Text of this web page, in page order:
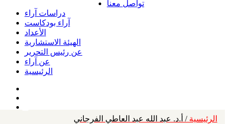
تواصل معنا
دراسات آراء
آراء بودكاست
الأعداد
الهيئة الاستشارية
عن رئيس التحرير
عن آراء
الرئيسية
الرئيسية / أ‌.د. عبد الله عبد العاطي الفرجاني